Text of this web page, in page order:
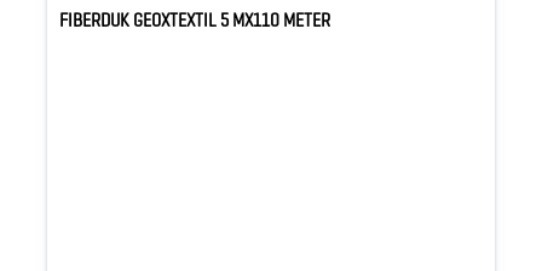
FIBERDUK GEOXTEXTIL 5 MX110 METER